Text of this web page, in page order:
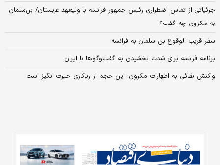
جزئیاتی از تماس اضطراری رئیس جمهور فرانسه با ولیعهد عربستان/ بن‌سلمان
به مکرون چه گفت؟
سفر قریب الوقوع بن سلمان به فرانسه
برنامه فرانسه برای شدت بخشیدن به گفت‌وگوها با ایران
واکنش بقائی به اظهارات مکرون: این حجم از ریاکاری حیرت انگیز است